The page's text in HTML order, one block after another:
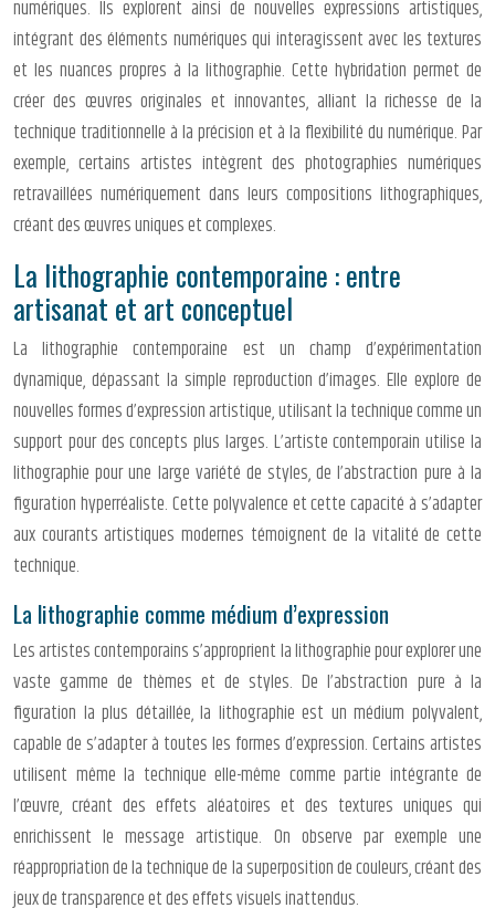
numériques. Ils explorent ainsi de nouvelles expressions artistiques,
intégrant des éléments numériques qui interagissent avec les textures
et les nuances propres à la lithographie. Cette hybridation permet de
créer des œuvres originales et innovantes, alliant la richesse de la
technique traditionnelle à la précision et à la flexibilité du numérique. Par
exemple, certains artistes intègrent des photographies numériques
retravaillées numériquement dans leurs compositions lithographiques,
créant des œuvres uniques et complexes.
La lithographie contemporaine : entre
artisanat et art conceptuel
La lithographie contemporaine est un champ d’expérimentation
dynamique, dépassant la simple reproduction d’images. Elle explore de
nouvelles formes d’expression artistique, utilisant la technique comme un
support pour des concepts plus larges. L’artiste contemporain utilise la
lithographie pour une large variété de styles, de l’abstraction pure à la
figuration hyperréaliste. Cette polyvalence et cette capacité à s’adapter
aux courants artistiques modernes témoignent de la vitalité de cette
technique.
La lithographie comme médium d’expression
Les artistes contemporains s’approprient la lithographie pour explorer une
vaste gamme de thèmes et de styles. De l’abstraction pure à la
figuration la plus détaillée, la lithographie est un médium polyvalent,
capable de s’adapter à toutes les formes d’expression. Certains artistes
utilisent même la technique elle-même comme partie intégrante de
l’œuvre, créant des effets aléatoires et des textures uniques qui
enrichissent le message artistique. On observe par exemple une
réappropriation de la technique de la superposition de couleurs, créant des
jeux de transparence et des effets visuels inattendus.